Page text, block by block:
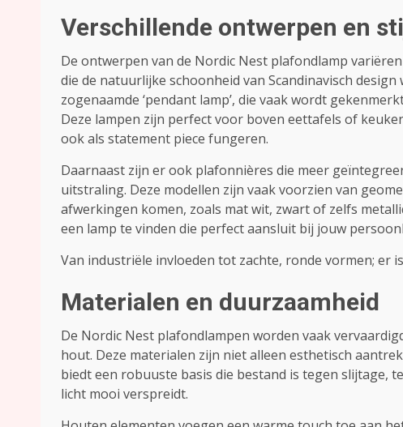
Verschillende ontwerpen en
De ontwerpen van de Nordic Nest plafondlamp
die de natuurlijke schoonheid van Scandinavisch
zogenaamde ‘pendant lamp’, die vaak wordt
Deze lampen zijn perfect voor boven eettafels of
ook als statement piece fungeren.
Daarnaast zijn er ook plafonnières die meer
uitstraling. Deze modellen zijn vaak voorzien van
afwerkingen komen, zoals mat wit, zwart of zelfs
een lamp te vinden die perfect aansluit bij jouw
Van industriële invloeden tot zachte, ronde vormen; er
Materialen en duurzaamheid
De Nordic Nest plafondlampen worden vaak
hout. Deze materialen zijn niet alleen esthetisch
biedt een robuuste basis die bestand is tegen slijtage,
licht mooi verspreidt.